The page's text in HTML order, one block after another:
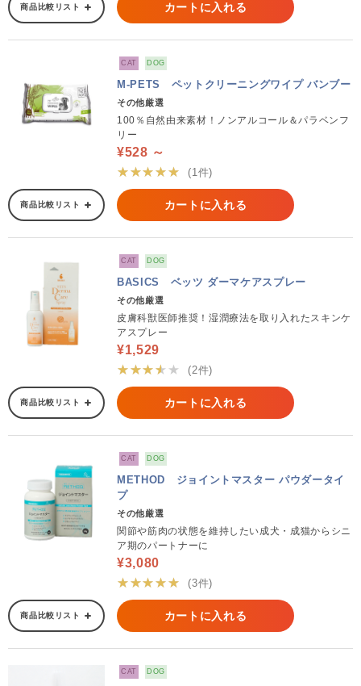
商品比較リスト カートに入れる
CAT DOG
M-PETS ペットクリーニングワイプ バンブー
その他厳選
100％自然由来素材！ノンアルコール＆パラベンフ
リー
¥528 ～
★★★★★
(1件)
商品比較リスト カートに入れる
CAT DOG
BASICS ベッツ ダーマケアスプレー
その他厳選
皮膚科獣医師推奨！湿潤療法を取り入れたスキンケ
アスプレー
¥1,529
★★★★★
(2件)
商品比較リスト カートに入れる
CAT DOG
METHOD ジョイントマスター パウダータイ
プ
その他厳選
関節や筋肉の状態を維持したい成犬・成猫からシニ
ア期のパートナーに
¥3,080
★★★★★
(3件)
商品比較リスト カートに入れる
CAT DOG